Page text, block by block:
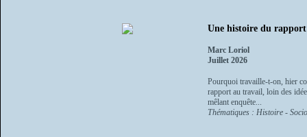
Une histoire du rapport
Marc Loriol
Juillet 2026
Pourquoi travaille-t-on, hier
rapport au travail, loin des
mêlant enquête...
Thématiques : Histoire -